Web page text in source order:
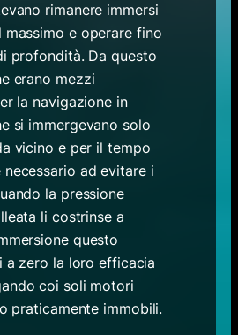
rimanere immersi
massimo e operare fino
profondità. Da questo
erano mezzi
la navigazione in
si immergevano solo
vicino e per il tempo
ad evitare i
la pressione
li costrinse a
questo
a zero la loro efficacia
coi soli motori
praticamente immobili.